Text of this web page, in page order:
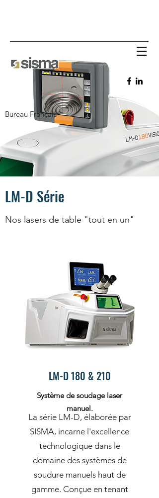
Bureau Français
LM-D Série
Nos lasers de table "tout en un"
LM-D 180 & 210
Système de soudage laser
manuel.
La série LM-D, élaborée par
SISMA, incarne l'excellence
technologique dans le
domaine des systèmes de
soudure manuels haut de
gamme. Conçue en tenant